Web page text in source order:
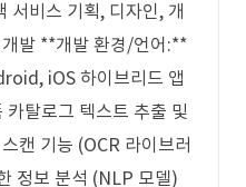
서비스 기획, 디자인, 개
발 **개발 환경/언어:**
iOS 하이브리드 앱
탈로그 텍스트 추출 및
캔 기능 (OCR 라이브러
정보 분석 (NLP 모델)